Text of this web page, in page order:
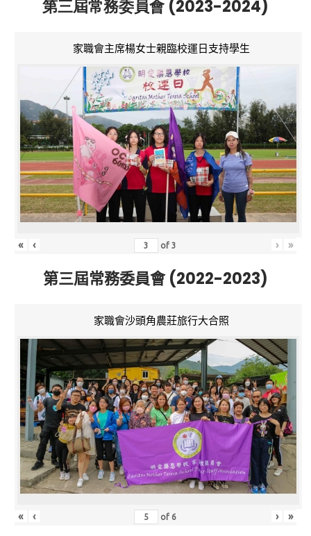
第三屆常務委員會 (2023-2024)
家職會主席楊女士親臨校運日支持學生
« ‹ of3 › »
第三屆常務委員會 (2022-2023)
家職會沙頭角農莊旅行大合照
« ‹ of 6 › »